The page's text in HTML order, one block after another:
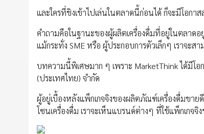
และใครที่ชิงเข้าไปเล่นในตลาดนี้ก่อนได้ ก็จะมีโอกา
คำถามคือในฐานะของผู้ผลิตเครื่องดื่มที่อยู่ในตลาด
แม้กระทั่ง SME หรือ ผู้ประกอบการตัวเล็กๆ เราจะส
บทความนี้พิเศษมาก ๆ เพราะ MarketThink ได้มี
(ประเทศไทย) จำกัด
ผู้อยู่เบื้องหลังแพ็กเกจจิงของผลิตภัณฑ์เครื่องดื่มขา
โซนเครื่องดื่ม เราจะเห็นแบรนด์ต่างๆ ที่ใช้แพ็กเกจ